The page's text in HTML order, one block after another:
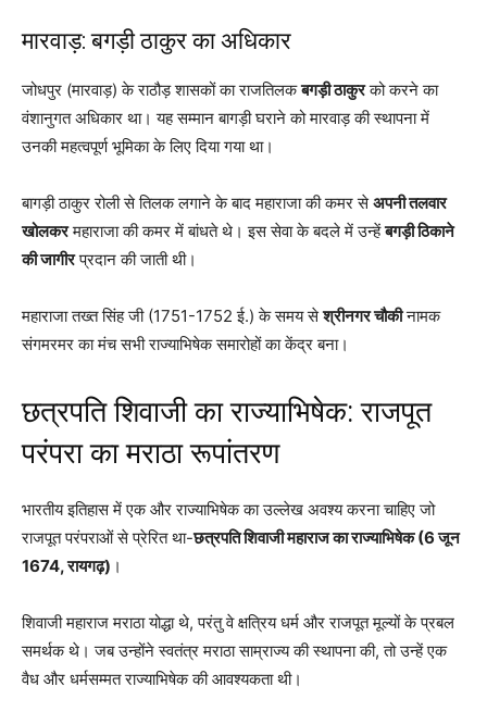
मारवाड़: बगड़ी ठाकुर का अधिकार
जोधपुर (मारवाड़) के राठौड़ शासकों का राजतिलकबगड़ी ठाकुरको करने का
वंशानुगत अधिकार था। यह सम्मान बागड़ी घराने को मारवाड़ की स्थापना में
उनकी महत्वपूर्ण भूमिका के लिए दिया गया था।
बागड़ी ठाकुर रोली से तिलक लगाने के बाद महाराजा की कमर सेअपनी तलवार
खोलकरमहाराजा की कमर में बांधते थे। इस सेवा के बदले में उन्हेंबगड़ी ठिकाने
की जागीरप्रदान की जाती थी।
महाराजा तख्त सिंह जी (1751-1752 ई.) के समय सेश्रीनगर चौकीनामक
संगमरमर का मंच सभी राज्याभिषेक समारोहों का केंद्र बना।
छत्रपति शिवाजी का राज्याभिषेक: राजपूत
परंपरा का मराठा रूपांतरण
भारतीय इतिहास में एक और राज्याभिषेक का उल्लेख अवश्य करना चाहिए जो
राजपूत परंपराओं से प्रेरित था-छत्रपति शिवाजी महाराज का राज्याभिषेक (6 जून
1674, रायगढ़) ।
शिवाजी महाराज मराठा योद्धा थे, परंतु वे क्षत्रिय धर्म और राजपूत मूल्यों के प्रबल
समर्थक थे। जब उन्होंने स्वतंत्र मराठा साम्राज्य की स्थापना की, तो उन्हें एक
वैध और धर्मसम्मत राज्याभिषेक की आवश्यकता थी।